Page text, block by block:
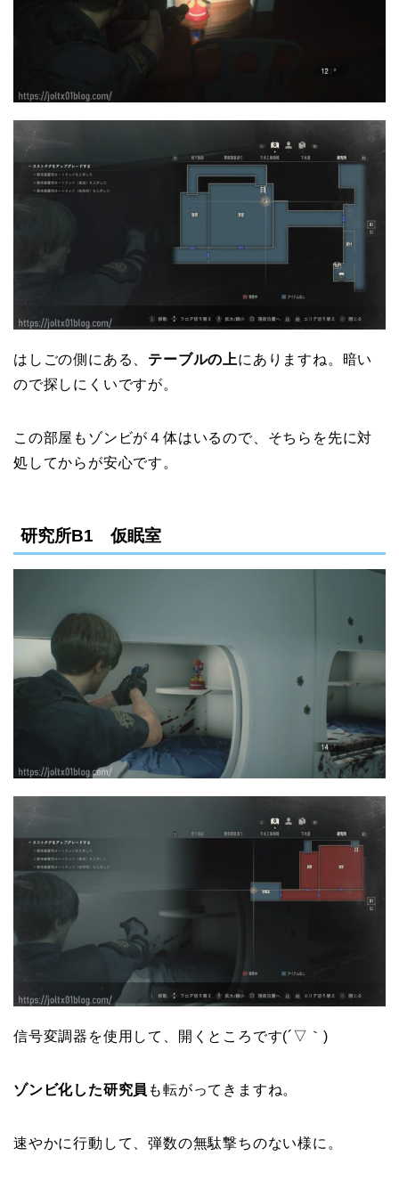
はしごの側にある、 テーブルの上にありますね。暗い
ので探しにくいですが。
この部屋もゾンビが４体はいるので、そちらを先に対
処してからが安心です。
研究所B1 仮眠室
信号変調器を使用して、開くところです(´▽｀)
ゾンビ化した研究員 も転がってきますね。
速やかに行動して、弾数の無駄撃ちのない様に。